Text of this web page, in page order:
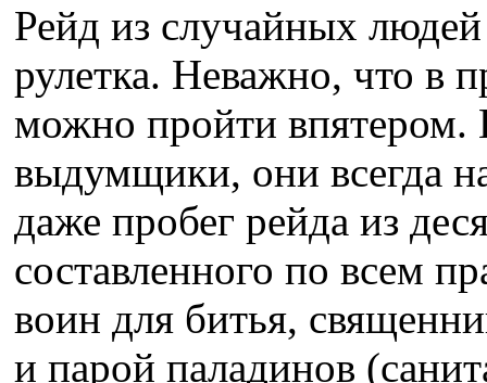
Рейд из случайных
рулетка. Неважно, что в
можно пройти
выдумщики, они всегда
даже пробег рейда из
составленного по всем
воин для битья,
и парой паладинов